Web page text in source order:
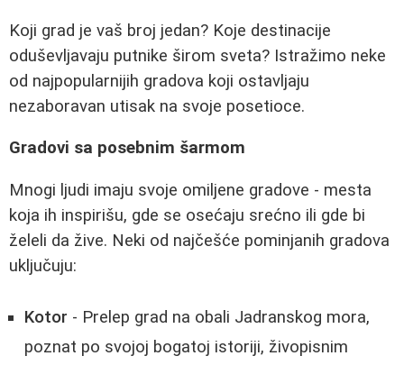
Koji grad je vaš broj jedan? Koje destinacije
oduševljavaju putnike širom sveta? Istražimo neke
od najpopularnijih gradova koji ostavljaju
nezaboravan utisak na svoje posetioce.
Gradovi sa posebnim šarmom
Mnogi ljudi imaju svoje omiljene gradove - mesta
koja ih inspirišu, gde se osećaju srećno ili gde bi
želeli da žive. Neki od najčešće pominjanih gradova
uključuju:
Kotor - Prelep grad na obali Jadranskog mora,
poznat po svojoj bogatoj istoriji, živopisnim